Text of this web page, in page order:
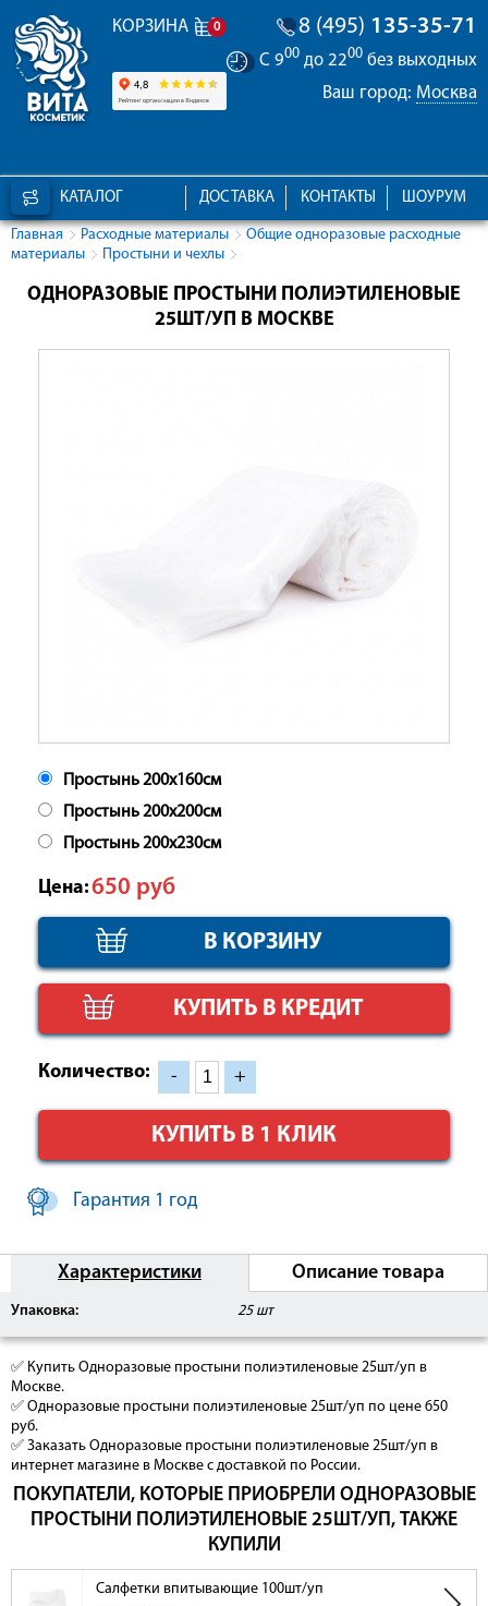
КОРЗИНА 0 8 (495) 135-35-71
С 900 до 2200 без выходных
Ваш город: Москва
КАТАЛОГ ШОУРУМ
КОНТАКТЫ
ДОСТАВКА
Главная Расходные материалы
Общие одноразовые расходные
материалы
Простыни и чехлы
ОДНОРАЗОВЫЕ ПРОСТЫНИ ПОЛИЭТИЛЕНОВЫЕ
25ШТ/УП В МОСКВЕ
Простынь 200х160см
Простынь 200х200см
Простынь 200х230см
Цена:650 руб
КУПИТЬ В КРЕДИТ
Количество: - +
КУПИТЬ В 1 КЛИК
Гарантия 1 год
Характеристики Описание товара
Упаковка: 25 шт
✅ Купить Одноразовые простыни полиэтиленовые 25шт/уп в
Москве.
✅ Одноразовые простыни полиэтиленовые 25шт/уп по цене 650
руб.
✅ Заказать Одноразовые простыни полиэтиленовые 25шт/уп в
интернет магазине в Москве с доставкой по России.
ПОКУПАТЕЛИ, КОТОРЫЕ ПРИОБРЕЛИ ОДНОРАЗОВЫЕ
ПРОСТЫНИ ПОЛИЭТИЛЕНОВЫЕ 25ШТ/УП, ТАКЖЕ
КУПИЛИ
Салфетки впитывающие 100шт/уп